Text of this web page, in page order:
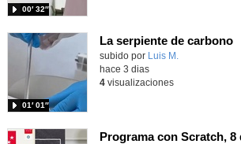
00′ 32″
La serpiente de carbono
Contenido educativo.
subido por Luis M.
01′ 01″
hace 3 dias
4visualizaciones